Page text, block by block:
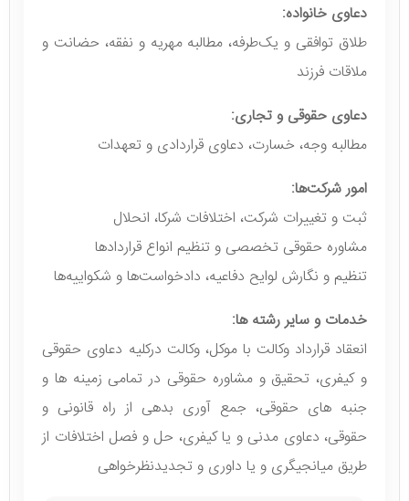
دعاوی خانواده:
طلاق توافقی و یک‌طرفه، مطالبه مهریه و نفقه، حضانت و
ملاقات فرزند
دعاوی حقوقی و تجاری:
مطالبه وجه، خسارت، دعاوی قراردادی و تعهدات
امور شرکت‌ها:
ثبت و تغییرات شرکت، اختلافات شرکا، انحلال
مشاوره حقوقی تخصصی و تنظیم انواع قراردادها
تنظیم و نگارش لوایح دفاعیه، دادخواست‌ها و شکواییه‌ها
خدمات و سایر رشته ها:
انعقاد قرارداد وکالت با موکل، وکالت درکلیه دعاوی حقوقی
و کیفری، تحقیق و مشاوره حقوقی در تمامی زمینه ها و
جنبه های حقوقی، جمع آوری بدهی از راه قانونی و
حقوقی، دعاوی مدنی و یا کیفری، حل و فصل اختلافات از
طریق میانجیگری و یا داوری و تجدیدنظرخواهی